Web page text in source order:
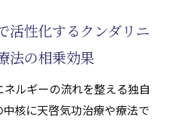
活性化するクンダリニ
法の相乗効果
ルギーの流れを整える独自
核に天啓気功治療や療法で